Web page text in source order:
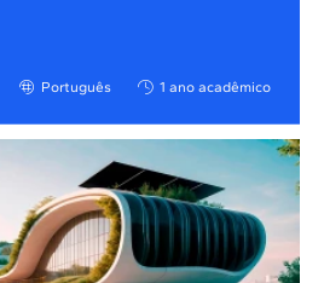
Português 1 ano acadêmico